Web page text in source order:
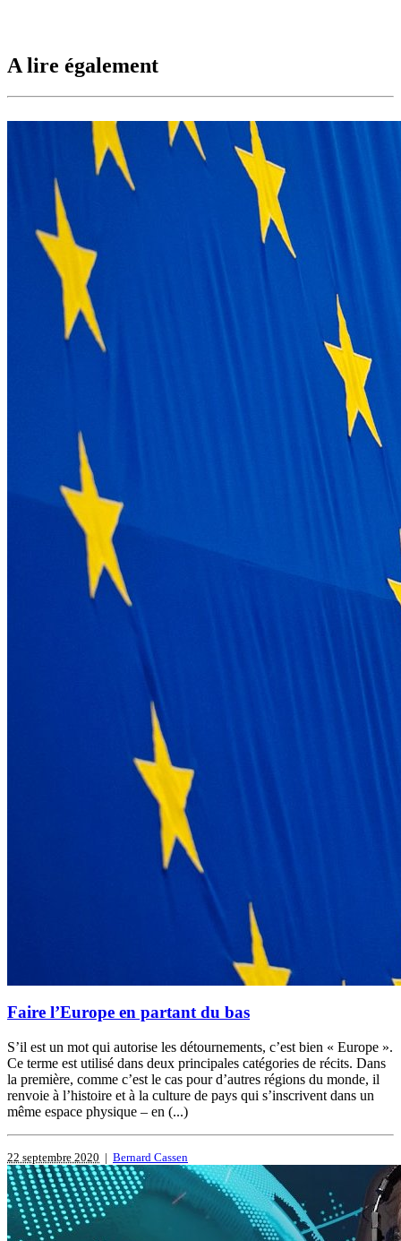
A lire également
Faire l’Europe en partant du bas
S’il est un mot qui autorise les détournements, c’est bien « Europe ».
Ce terme est utilisé dans deux principales catégories de récits. Dans
la première, comme c’est le cas pour d’autres régions du monde, il
renvoie à l’histoire et à la culture de pays qui s’inscrivent dans un
même espace physique – en (...)
22 septembre 2020 | Bernard Cassen